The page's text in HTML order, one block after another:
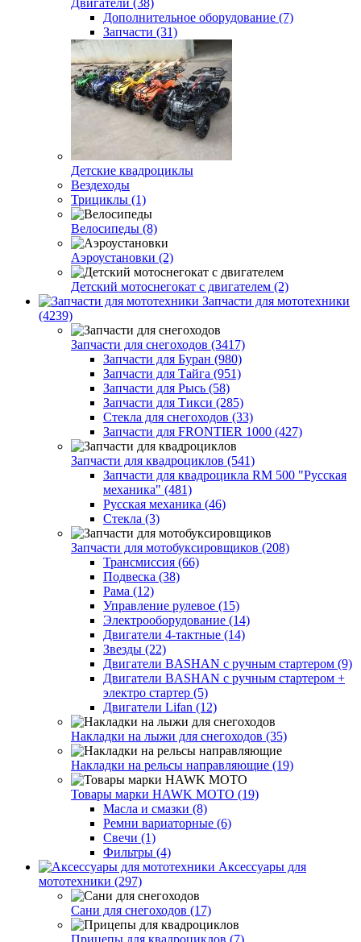
Дополнительное оборудование (7)
Запчасти (31)
Детские квадроциклы
Вездеходы
Трициклы (1)
Велосипеды (8)
Аэроустановки (2)
Детский мотоснегокат с двигателем (2)
Запчасти для мототехники
(4239)
Запчасти для снегоходов (3417)
Запчасти для Буран (980)
Запчасти для Тайга (951)
Запчасти для Рысь (58)
Запчасти для Тикси (285)
Стекла для снегоходов (33)
Запчасти для FRONTIER 1000 (427)
Запчасти для квадроциклов (541)
Запчасти для квадроцикла RM 500 "Русская
механика" (481)
Русская механика (46)
Стекла (3)
Запчасти для мотобуксировщиков (208)
Трансмиссия (66)
Подвеска (38)
Рама (12)
Управление рулевое (15)
Электрооборудование (14)
Двигатели 4-тактные (14)
Звезды (22)
Двигатели BASHAN с ручным стартером (9)
Двигатели BASHAN с ручным стартером +
электро стартер (5)
Двигатели Lifan (12)
Накладки на лыжи для снегоходов (35)
Накладки на рельсы направляющие (19)
Товары марки HAWK MOTO (19)
Масла и смазки (8)
Ремни вариаторные (6)
Свечи (1)
Фильтры (4)
Аксессуары для
мототехники (297)
Сани для снегоходов (17)
Прицепы для квадроциклов (7)